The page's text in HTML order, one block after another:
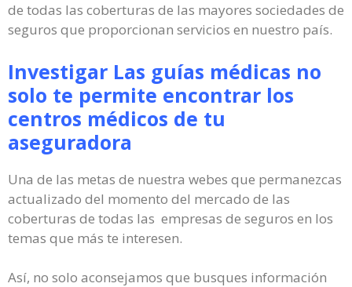
de todas las coberturas de las mayores sociedades de
seguros que proporcionan servicios en nuestro país.
Investigar Las guías médicas no
solo te permite encontrar los
centros médicos de tu
aseguradora
Una de las metas de nuestra webes que permanezcas
actualizado del momento del mercado de las
coberturas de todas las empresas de seguros en los
temas que más te interesen.
Así, no solo aconsejamos que busques información